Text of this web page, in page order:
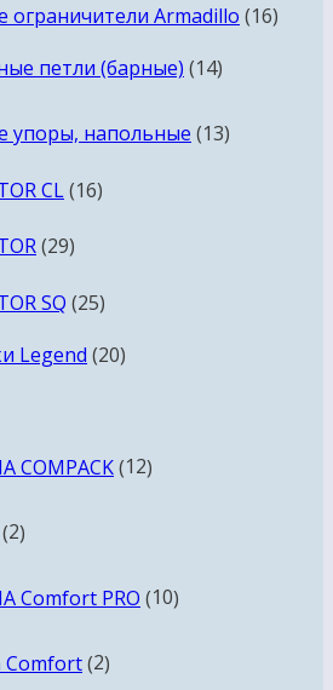
ограничители Armadillo 1616
петли (барные) 1414
упоры, напольные 1313
CL 1616
2929
SQ 2525
Legend 2020
COMPACK 1212
22
Comfort PRO 1010
Comfort 22